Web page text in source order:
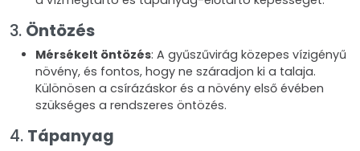
3. Öntözés
Mérsékelt öntözés: A gyűszűvirág közepes vízigényű
növény, és fontos, hogy ne száradjon ki a talaja.
Különösen a csírázáskor és a növény első évében
szükséges a rendszeres öntözés.
4. Tápanyag